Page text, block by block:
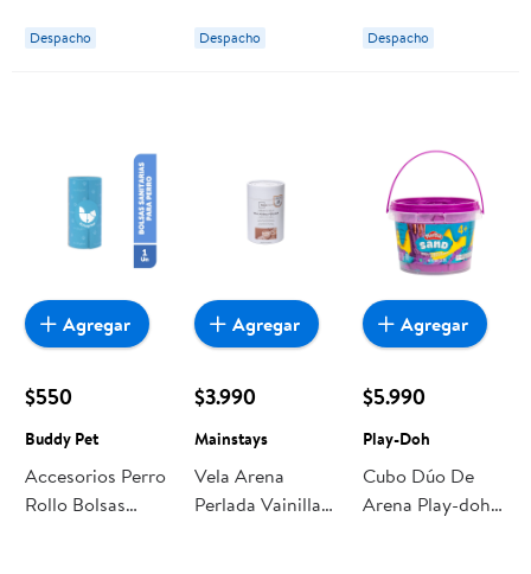
Despacho
Jurasico
Despacho Despacho
$550
Buddy Pet
Accesorios Perro
Rollo Bolsas
Agregar
$3.990
Mainstays
Vela Arena
Perlada Vainilla
Agregar
$5.990
Play-Doh
Cubo Dúo De
Arena Play-doh
Agregar